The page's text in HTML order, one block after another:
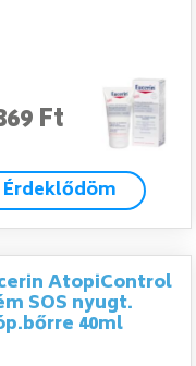
Ft
Érdeklődöm
AtopiControl
SOS nyugt.
40ml